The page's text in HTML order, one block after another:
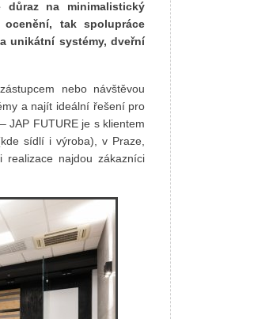
důraz na minimalistický
tak spolupráce
unikátní systémy, dveřní
nebo návštěvou
a najít ideální řešení pro
JAP FUTURE je s klientem
sídlí i výroba), v Praze,
najdou zákazníci